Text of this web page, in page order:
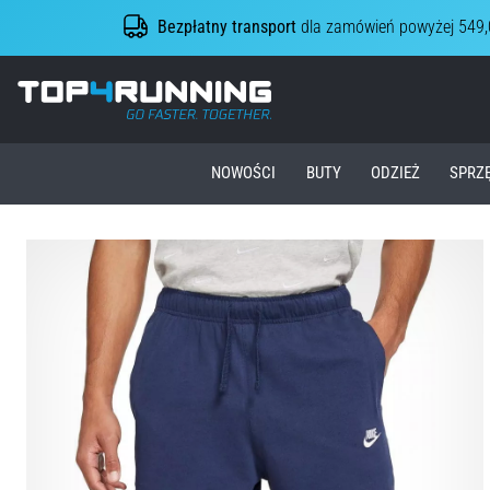
Bezpłatny transportdla zamówień powyżej
Top4Running.pl
NOWOŚCI BUTY ODZIEŻ